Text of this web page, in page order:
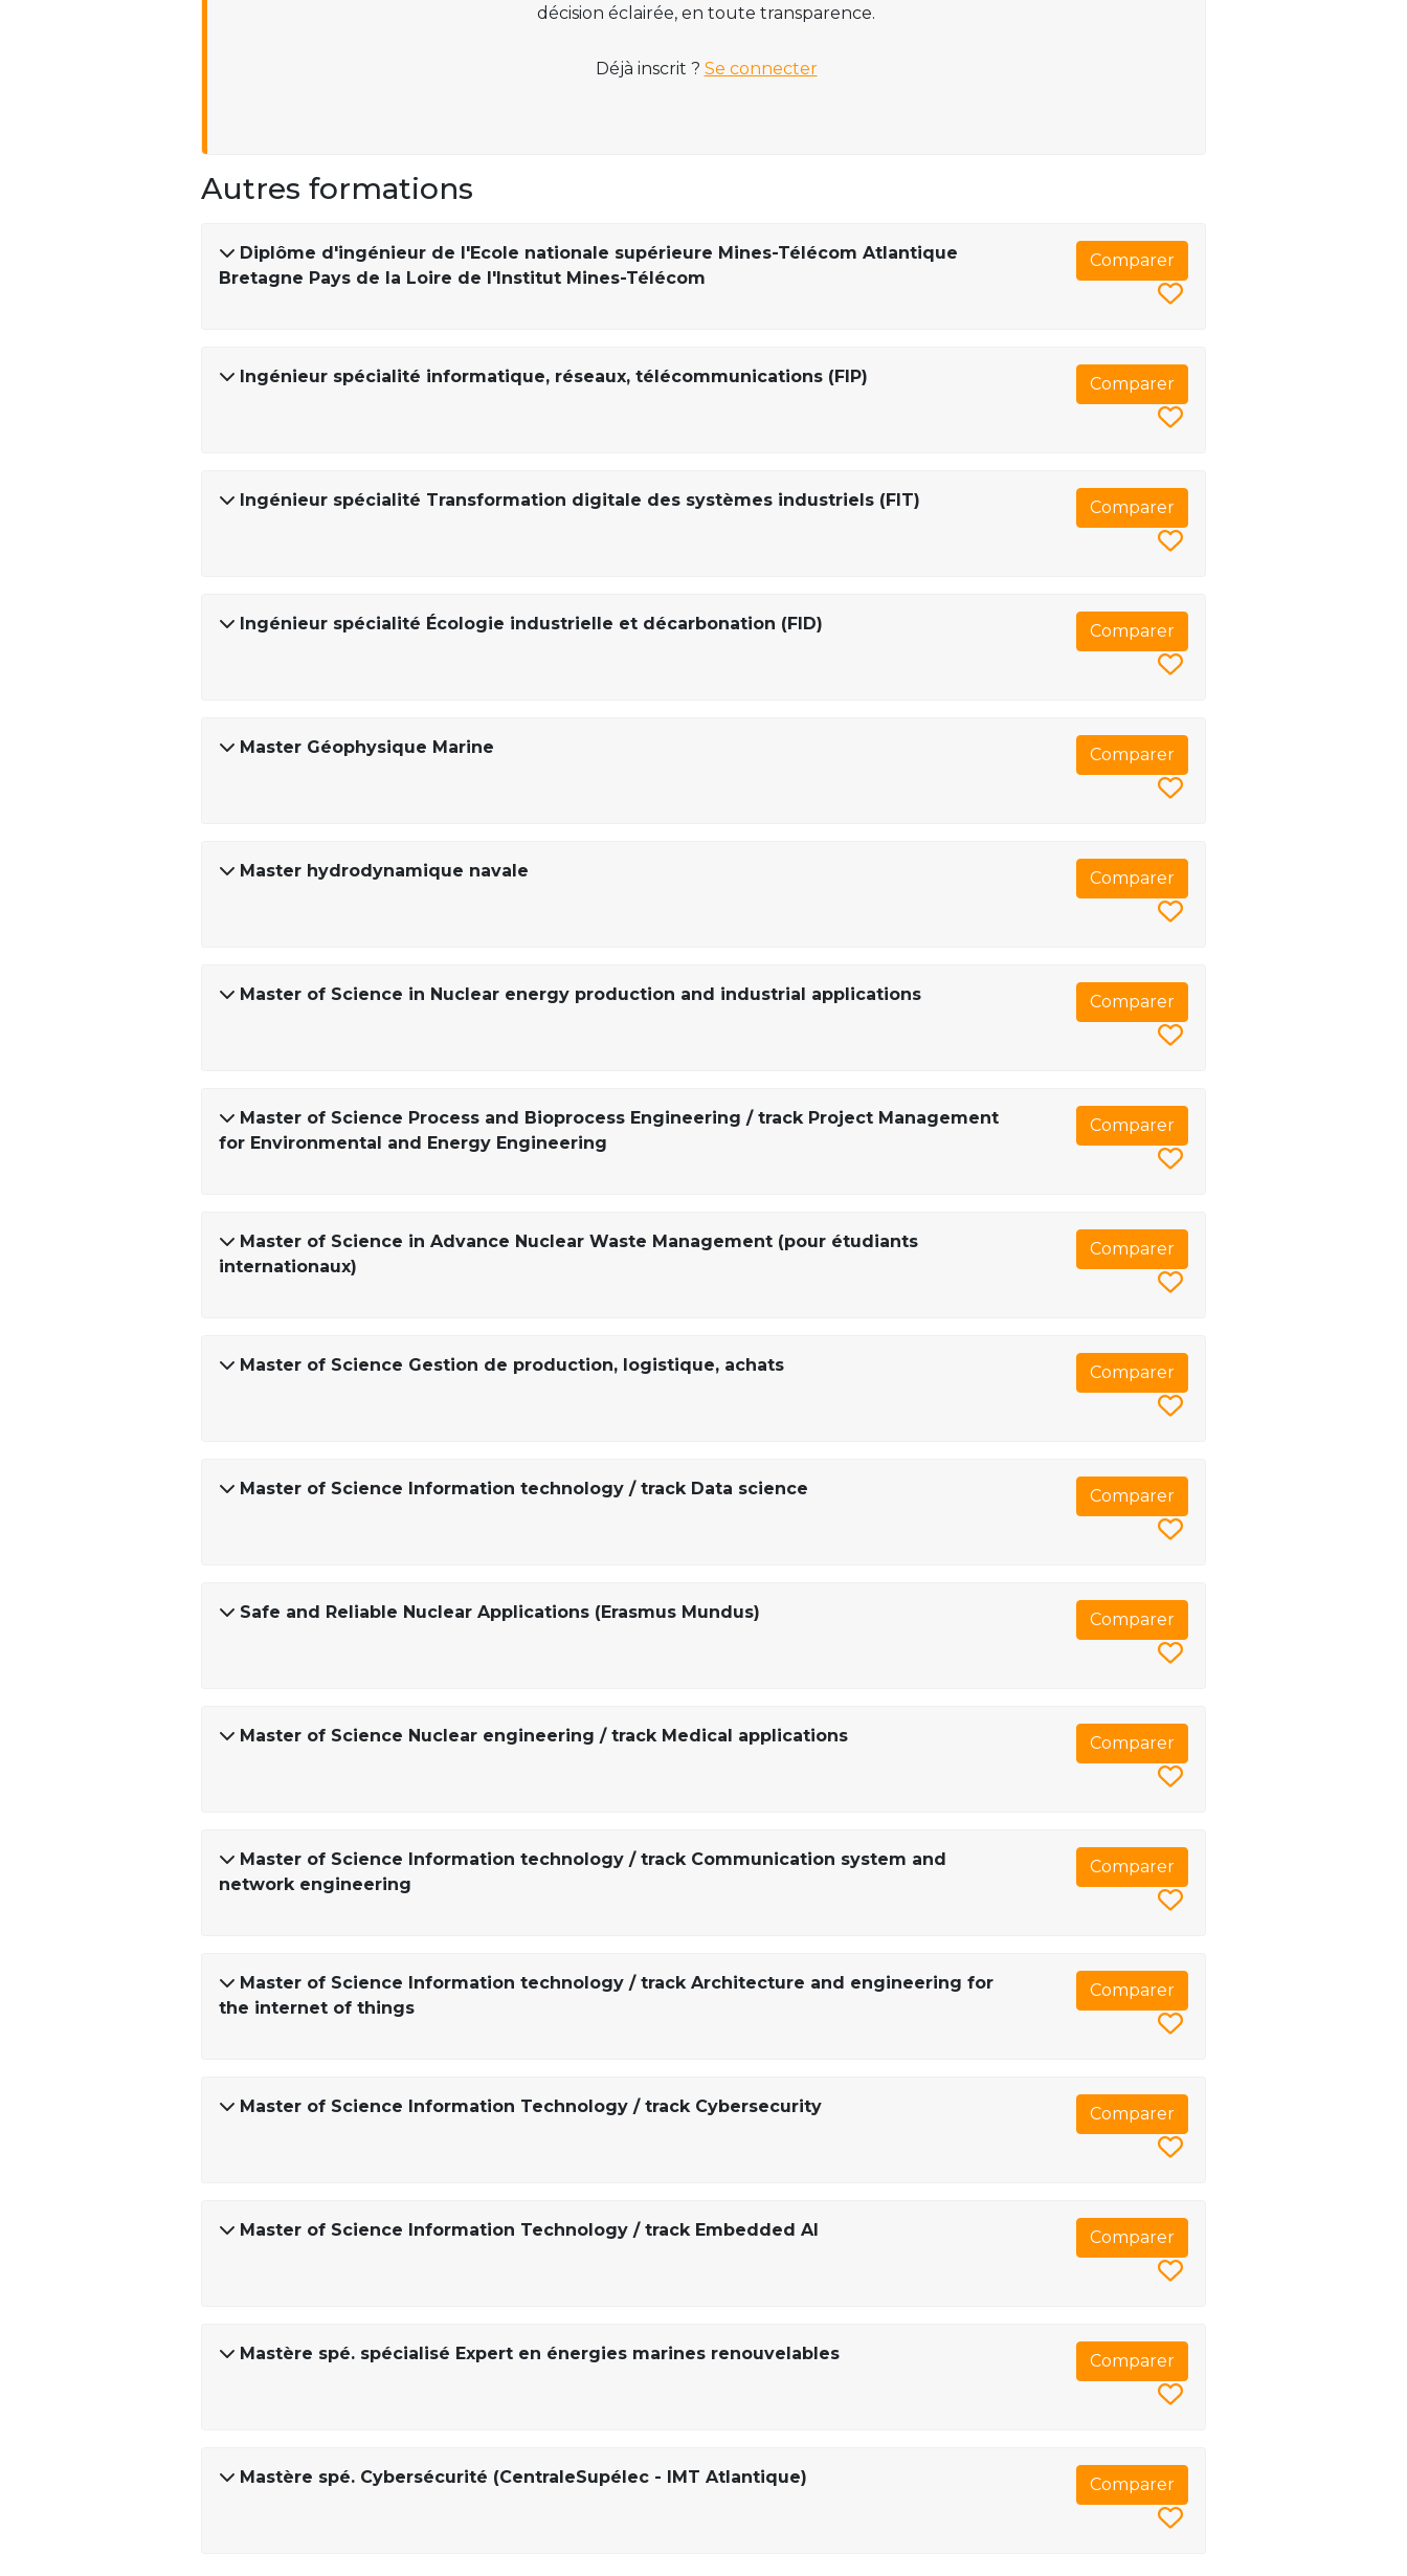
décision éclairée, en toute transparence.
Déjà inscrit ? Se connecter
Autres formations
Diplôme d'ingénieur de l'Ecole nationale supérieure Mines-Télécom Atlantique
Bretagne Pays de la Loire de l'Institut Mines-Télécom
Comparer
Ingénieur spécialité informatique, réseaux, télécommunications (FIP) Comparer
Ingénieur spécialité Transformation digitale des systèmes industriels (FIT) Comparer
Ingénieur spécialité Écologie industrielle et décarbonation (FID) Comparer
Master Géophysique Marine Comparer
Master hydrodynamique navale Comparer
Master of Science in Nuclear energy production and industrial applications Comparer
Master of Science Process and Bioprocess Engineering / track Project Management
for Environmental and Energy Engineering
Comparer
Master of Science in Advance Nuclear Waste Management (pour étudiants
internationaux)
Comparer
Master of Science Gestion de production, logistique, achats Comparer
Master of Science Information technology / track Data science Comparer
Safe and Reliable Nuclear Applications (Erasmus Mundus) Comparer
Master of Science Nuclear engineering / track Medical applications Comparer
Master of Science Information technology / track Communication system and
network engineering
Comparer
Master of Science Information technology / track Architecture and engineering for
the internet of things
Comparer
Master of Science Information Technology / track Cybersecurity Comparer
Master of Science Information Technology / track Embedded AI Comparer
Mastère spé. spécialisé Expert en énergies marines renouvelables Comparer
Mastère spé. Cybersécurité (CentraleSupélec - IMT Atlantique) Comparer